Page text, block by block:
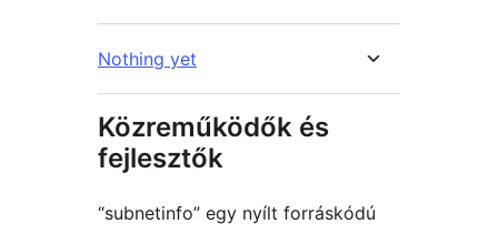
Nothing yet
Közreműködők és
fejlesztők
“subnetinfo” egy nyílt forráskódú